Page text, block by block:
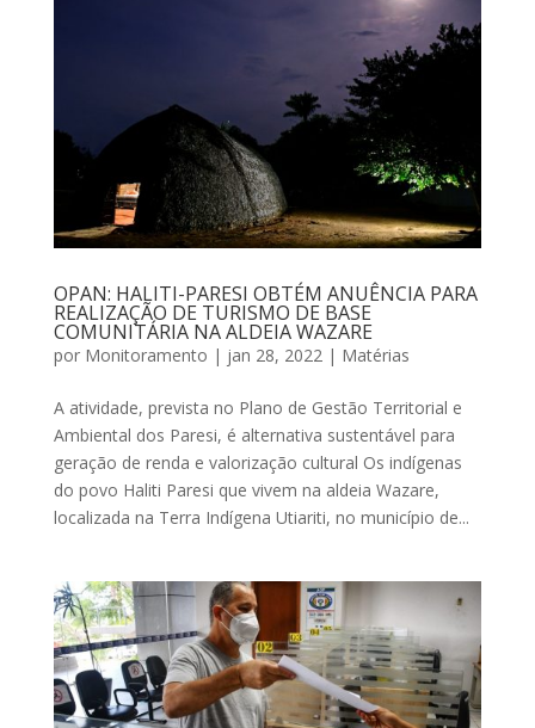
OPAN: HALITI-PARESI OBTÉM ANUÊNCIA PARA
REALIZAÇÃO DE TURISMO DE BASE
COMUNITÁRIA NA ALDEIA WAZARE
por Monitoramento | jan 28, 2022 | Matérias
A atividade, prevista no Plano de Gestão Territorial e
Ambiental dos Paresi, é alternativa sustentável para
geração de renda e valorização cultural Os indígenas
do povo Haliti Paresi que vivem na aldeia Wazare,
localizada na Terra Indígena Utiariti, no município de...